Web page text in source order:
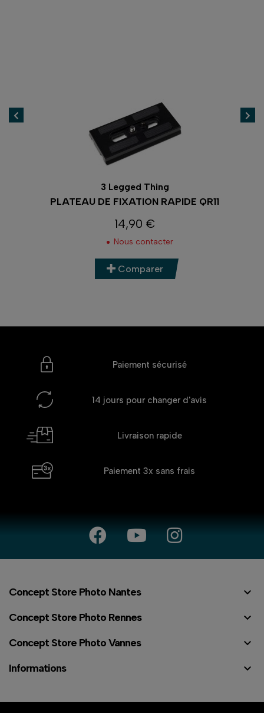
3 Legged Thing
PLATEAU DE FIXATION RAPIDE QR11
Prix
14,90 €
Nous contacter
Comparer
Paiement sécurisé
14 jours pour changer d'avis
Livraison rapide
Paiement 3x sans frais
Concept Store Photo Nantes 
Concept Store Photo Rennes 
Concept Store Photo Vannes 
Informations 